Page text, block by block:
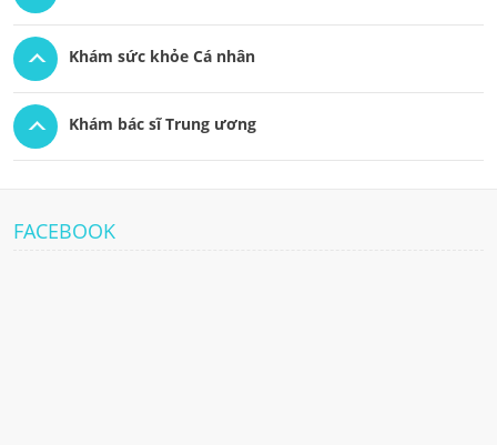
Khám sức khỏe Cá nhân
Khám bác sĩ Trung ương
FACEBOOK